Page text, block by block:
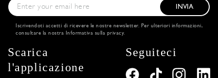
INVIA
Iscrivendoti accetti di ricevere le nostre newsletter. Per ulteriori informazioni,
consultare la nostra
Informativa sulla privacy.
Scarica
l'applicazione
Seguiteci